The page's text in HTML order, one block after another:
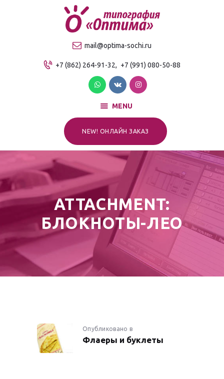
mail@optima-sochi.ru
+7 (862) 264-91-32, +7 (991) 080-50-88
MENU
NEW! ОНЛАЙН ЗАКАЗ
ATTACHMENT:
БЛОКНОТЫ-ЛЕО
Качественная типография в Сочи
О компании
Продукция
Услуги
Прайс-лист
Для клиентов
НАВИГАЦИЯ
ПО
Опубликовано вПредыдущая
запись:
Флаеры и буклеты